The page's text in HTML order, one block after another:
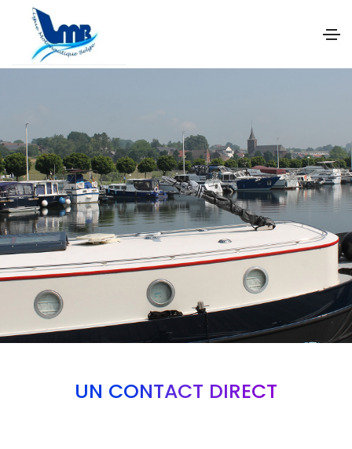
UN CONTACT DIRECT